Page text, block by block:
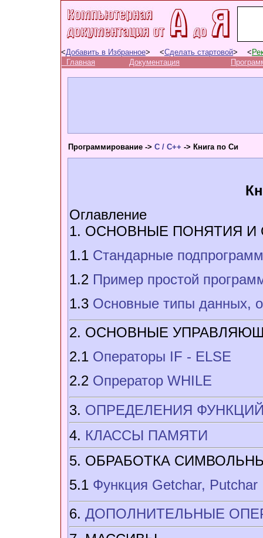
<Добавить в Избранное> <Сделать стартовой> <
Главная
Документация
Программирование -> C / C++ -> Книга по Си
Оглавление
1. ОСНОВНЫЕ ПОНЯТИЯ
1.1 Стандарные
1.2 Пример простой
1.3 Основные типы данных,
2. ОСНОВНЫЕ
2.1 Операторы IF - ELSE
2.2 Опрератор WHILE
3. ОПРЕДЕЛЕНИЯ
4. КЛАССЫ ПАМЯТИ
5. ОБРАБОТКА
5.1 Функция Getchar, Putchar
6. ДОПОЛНИТЕЛЬНЫЕ